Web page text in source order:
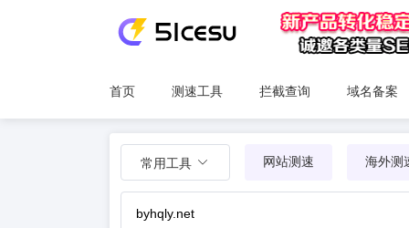
首页 测速工具 拦截查询 域名备案
常用工具 网站测速 海外测